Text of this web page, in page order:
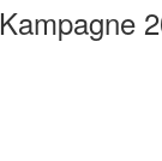
Kampagne